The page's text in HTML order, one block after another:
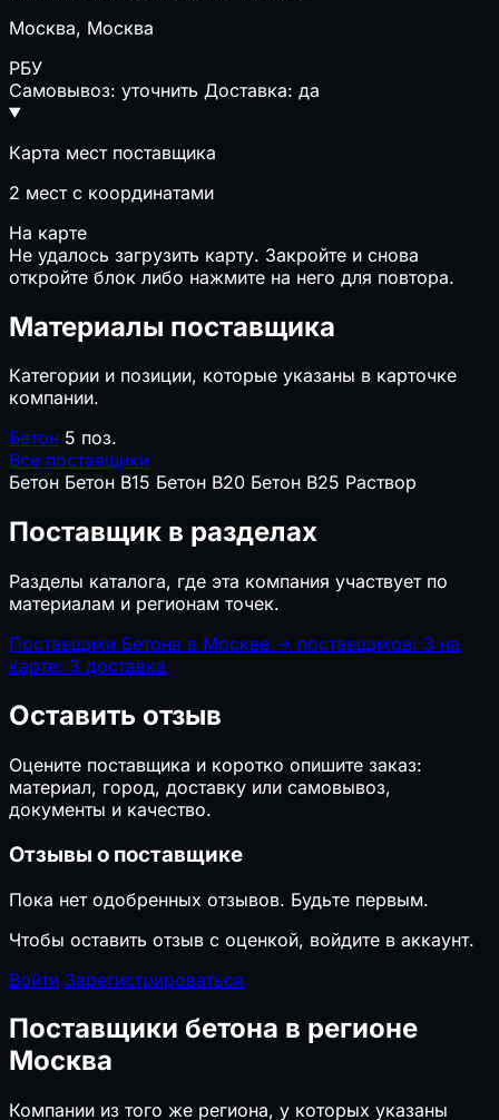
Москва, Москва
РБУ
Самовывоз: уточнить Доставка: да
Карта мест поставщика
2 мест с координатами
На карте
Не удалось загрузить карту. Закройте и снова
откройте блок либо нажмите на него для повтора.
Материалы поставщика
Категории и позиции, которые указаны в карточке
компании.
Бетон 5 поз.
Все поставщики
Бетон Бетон B15 Бетон B20 Бетон B25 Раствор
Поставщик в разделах
Разделы каталога, где эта компания участвует по
материалам и регионам точек.
Поставщики Бетона в Москве → поставщиков: 3 на
карте: 3 доставка
Оставить отзыв
Оцените поставщика и коротко опишите заказ:
материал, город, доставку или самовывоз,
документы и качество.
Отзывы о поставщике
Пока нет одобренных отзывов. Будьте первым.
Чтобы оставить отзыв с оценкой, войдите в аккаунт.
Войти Зарегистрироваться
Поставщики бетона в регионе
Москва
Компании из того же региона, у которых указаны